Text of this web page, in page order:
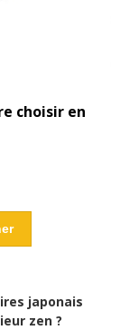
choisir en
japonais
zen ?